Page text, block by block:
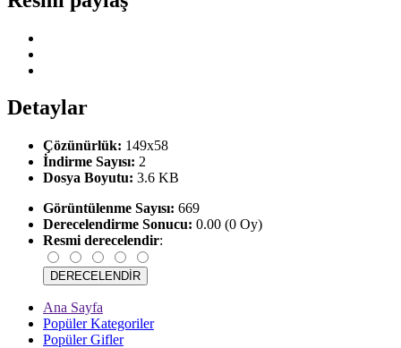
Detaylar
Çözünürlük: 149x58
İndirme Sayısı: 2
Dosya Boyutu: 3.6 KB
Görüntülenme Sayısı: 669
Derecelendirme Sonucu: 0.00 (0 Oy)
Resmi derecelendir:
Ana Sayfa
Popüler Kategoriler
Popüler Gifler